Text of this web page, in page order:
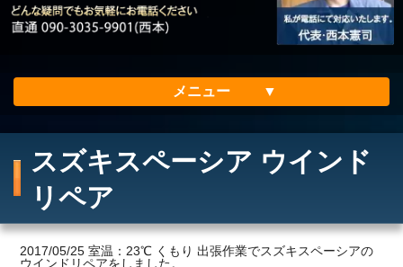
メニュー
会社案内
ご利用の流れ
スズキスペーシア ウインド
リペア
2017/05/25 室温：23℃ くもり 出張作業でスズキスペーシアの
ウインドリペアをしました。